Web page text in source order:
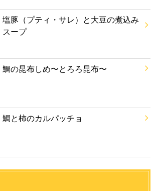
塩豚（プティ・サレ）と大豆の煮込み
スープ
鯛の昆布しめ〜とろろ昆布〜
鯛と柿のカルパッチョ